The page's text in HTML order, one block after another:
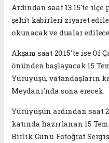
Ardından saat 13.15'te
şehit kabirleri ziyaret
okunacak ve dualar
Akşam saat 20.15'te ise Of
önünden başlayacak 15
Yürüyüşü, vatandaşların
Meydanı'nda sona erecek.
Yürüyüşün ardından saat
katında hazırlanan 15
Birlik Günü Fotoğraf